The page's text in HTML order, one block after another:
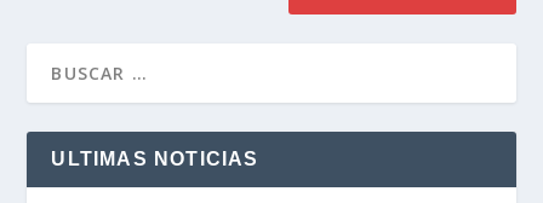
ULTIMAS NOTICIAS